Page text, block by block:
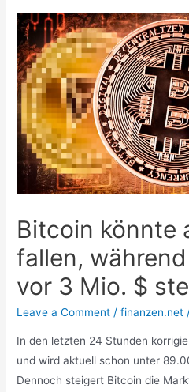
Bitcoin könnte
fallen,
vor 3 Mio. $
Leave a Comment /finanzen.net
In den letzten 24 Stunden
und wird aktuell schon unter
Dennoch steigert Bitcoin die